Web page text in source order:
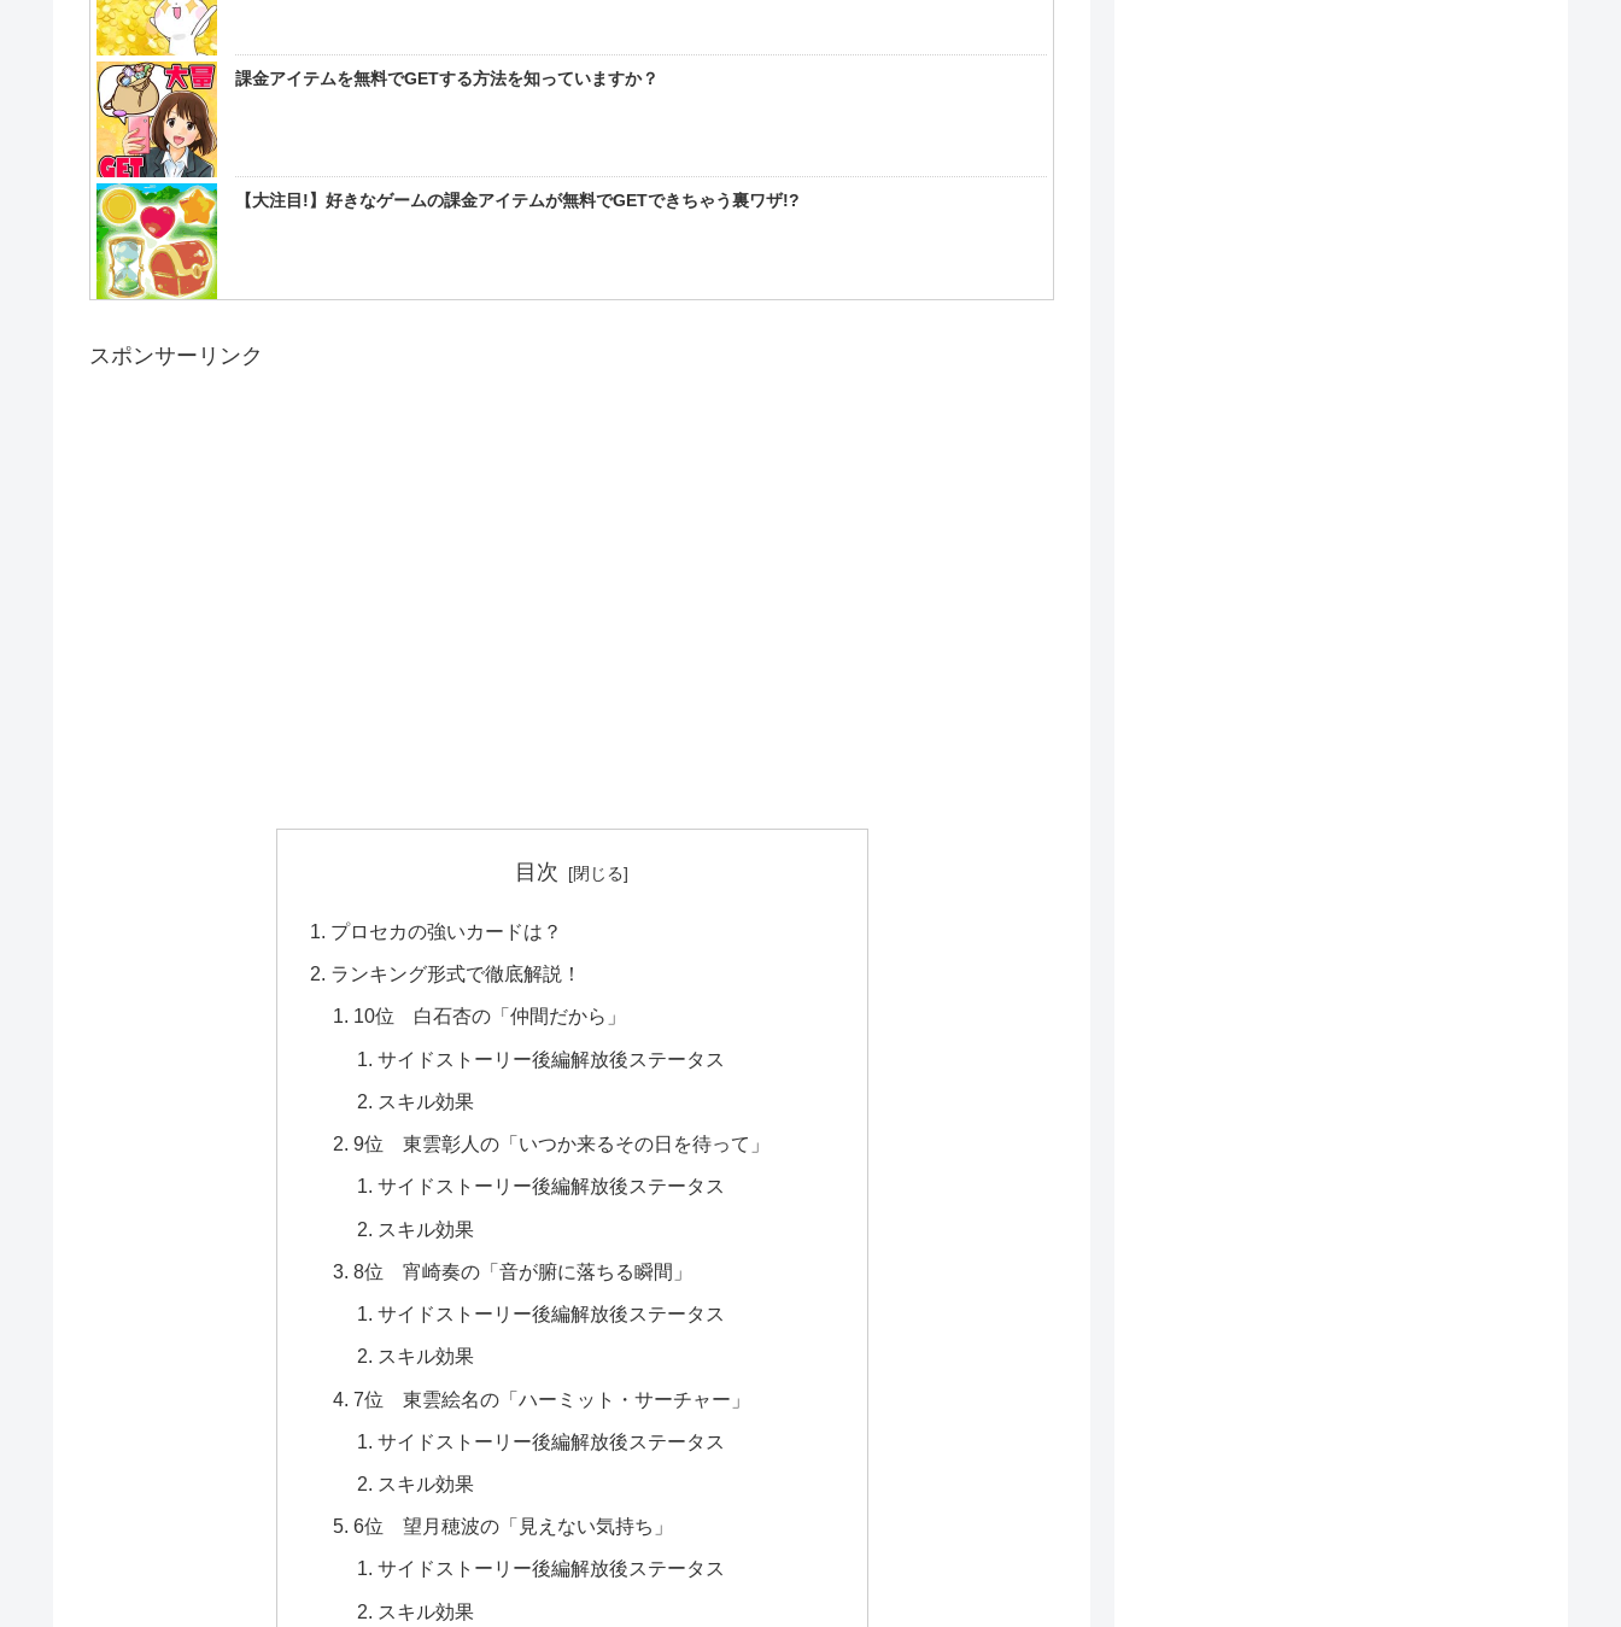
課金アイテムを無料でGETする方法を知っていますか？
【大注目!】好きなゲームの課金アイテムが無料でGETできちゃう裏ワザ!?
スポンサーリンク
目次
プロセカの強いカードは？
ランキング形式で徹底解説！
10位 白石杏の「仲間だから」
サイドストーリー後編解放後ステータス
スキル効果
9位 東雲彰人の「いつか来るその日を待って」
サイドストーリー後編解放後ステータス
スキル効果
8位 宵崎奏の「音が腑に落ちる瞬間」
サイドストーリー後編解放後ステータス
スキル効果
7位 東雲絵名の「ハーミット・サーチャー」
サイドストーリー後編解放後ステータス
スキル効果
6位 望月穂波の「見えない気持ち」
サイドストーリー後編解放後ステータス
スキル効果